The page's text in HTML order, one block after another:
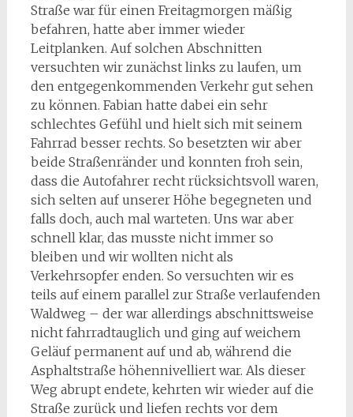
Straße war für einen Freitagmorgen mäßig
befahren, hatte aber immer wieder
Leitplanken. Auf solchen Abschnitten
versuchten wir zunächst links zu laufen, um
den entgegenkommenden Verkehr gut sehen
zu können. Fabian hatte dabei ein sehr
schlechtes Gefühl und hielt sich mit seinem
Fahrrad besser rechts. So besetzten wir aber
beide Straßenränder und konnten froh sein,
dass die Autofahrer recht rücksichtsvoll waren,
sich selten auf unserer Höhe begegneten und
falls doch, auch mal warteten. Uns war aber
schnell klar, das musste nicht immer so
bleiben und wir wollten nicht als
Verkehrsopfer enden. So versuchten wir es
teils auf einem parallel zur Straße verlaufenden
Waldweg – der war allerdings abschnittsweise
nicht fahrradtauglich und ging auf weichem
Geläuf permanent auf und ab, während die
Asphaltstraße höhennivelliert war. Als dieser
Weg abrupt endete, kehrten wir wieder auf die
Straße zurück und liefen rechts vor dem